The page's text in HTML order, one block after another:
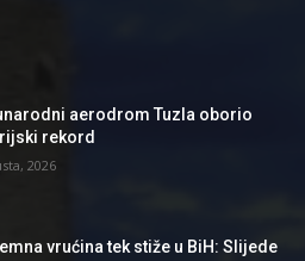
aerodrom Tuzla oborio
rekord
2026
vrućina tek stiže u BiH: Slijede